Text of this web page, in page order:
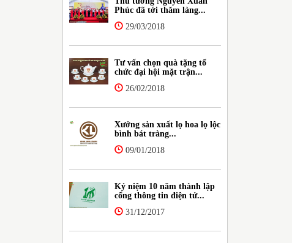
Phúc đã tới thăm làng...
29/03/2018
Tư vấn chọn quà tặng tổ
chức đại hội mặt trận...
26/02/2018
Xưởng sản xuất lọ hoa lọ lộc
bình bát tràng...
09/01/2018
Kỷ niệm 10 năm thành lập
cổng thông tin điện tử...
31/12/2017